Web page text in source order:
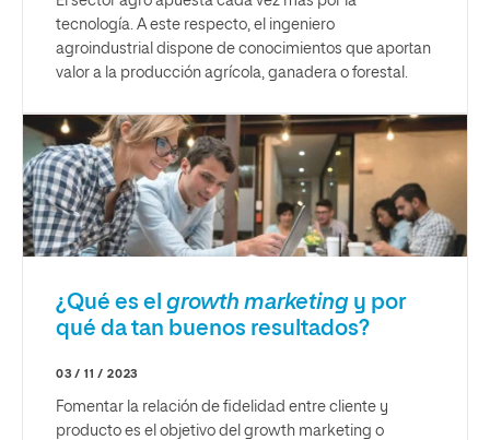
tecnología. A este respecto, el ingeniero
agroindustrial dispone de conocimientos que aportan
valor a la producción agrícola, ganadera o forestal.
¿Qué es el growth marketingy por
qué da tan buenos resultados?
03 / 11 / 2023
Fomentar la relación de fidelidad entre cliente y
producto es el objetivo del growth marketing o